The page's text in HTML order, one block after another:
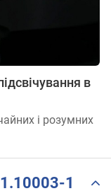
в
і розумних
1